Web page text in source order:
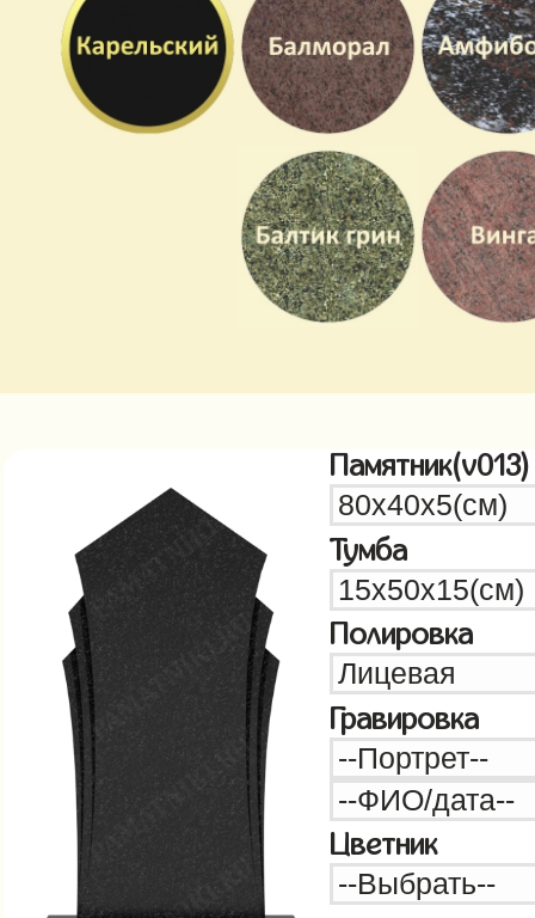
Памятник(v013)
Тумба
Полировка
Гравировка
Цветник